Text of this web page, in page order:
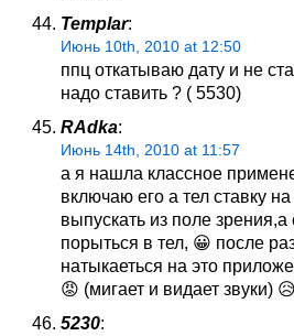
Templar:
Июнь 10th, 2010 at 12:50
ппц откатываю дату и не
надо ставить ? ( 5530)
RAdka:
Июнь 14th, 2010 at 11:57
а я нашла классное
включаю его а тел ставку
выпускать из поле зрения,а
порыться в тел, 😀 после
натыкаеться на это
😡 (мигает и видает звуки)
5230: